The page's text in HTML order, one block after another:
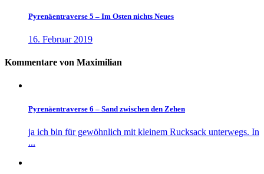
Pyrenäentraverse 5 – Im Osten nichts Neues
16. Februar 2019
Kommentare von Maximilian
Pyrenäentraverse 6 – Sand zwischen den Zehen
ja ich bin für gewöhnlich mit kleinem Rucksack unterwegs. In
...